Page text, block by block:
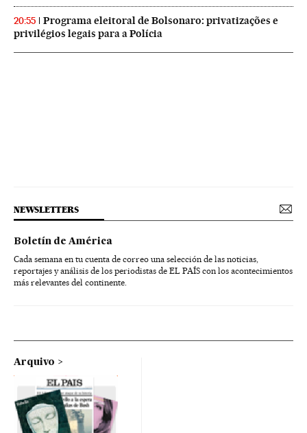
20:55
Programa eleitoral de Bolsonaro: privatizações e
privilégios legais para a Polícia
NEWSLETTERS
Boletín de América
Cada semana en tu cuenta de correo una selección de las noticias,
reportajes y análisis de los periodistas de EL PAÍS con los acontecimientos
más relevantes del continente.
Arquivo